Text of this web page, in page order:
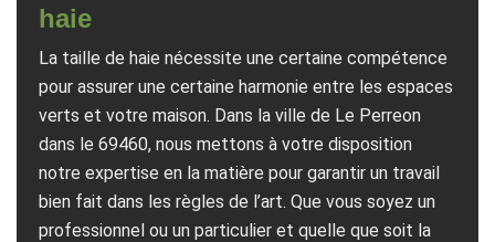
haie
La taille de haie nécessite une certaine compétence
pour assurer une certaine harmonie entre les espaces
verts et votre maison. Dans la ville de Le Perreon
dans le 69460, nous mettons à votre disposition
notre expertise en la matière pour garantir un travail
bien fait dans les règles de l’art. Que vous soyez un
professionnel ou un particulier et quelle que soit la